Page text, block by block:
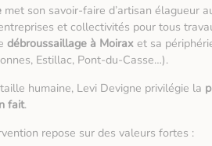
met son savoir-faire d’artisan élagueur
et collectivités pour tous
débroussaillage à Moirax et sa
Estillac, Pont-du-Casse…).
humaine, Levi Devigne privilégie la
fait.
repose sur des valeurs fortes :